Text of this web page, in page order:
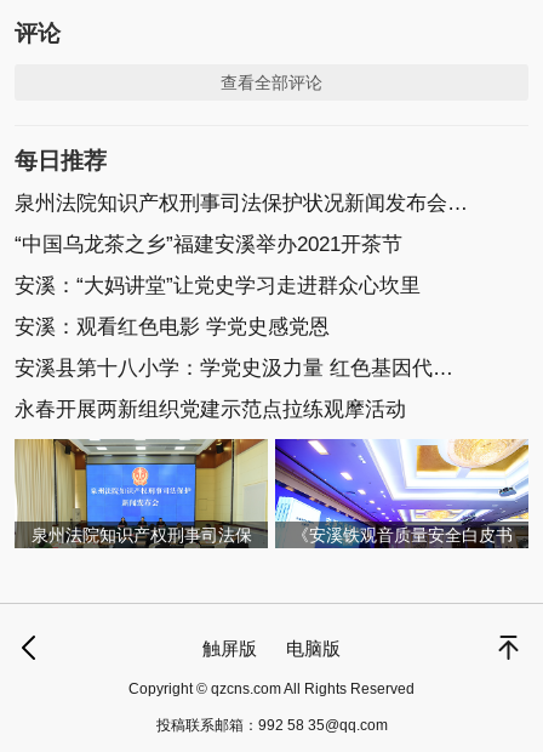
评论
查看全部评论
每日推荐
泉州法院知识产权刑事司法保护状况新闻发布会召开
“中国乌龙茶之乡”福建安溪举办2021开茶节
安溪：“大妈讲堂”让党史学习走进群众心坎里
安溪：观看红色电影 学党史感党恩
安溪县第十八小学：学党史汲力量 红色基因代代传
永春开展两新组织党建示范点拉练观摩活动
泉州法院知识产权刑事司法保 《安溪铁观音质量安全白皮书
触屏版 电脑版
Copyright © qzcns.com All Rights Reserved
投稿联系邮箱： 992 58 35@qq.com